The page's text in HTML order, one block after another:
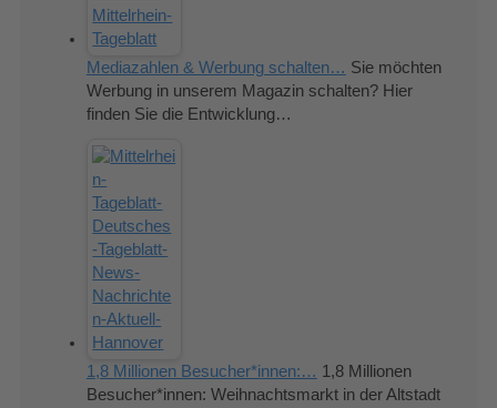
Mediazahlen & Werbung schalten… Sie möchten
Werbung in unserem Magazin schalten? Hier
finden Sie die Entwicklung…
1,8 Millionen Besucher*innen:… 1,8 Millionen
Besucher*innen: Weihnachtsmarkt in der Altstadt